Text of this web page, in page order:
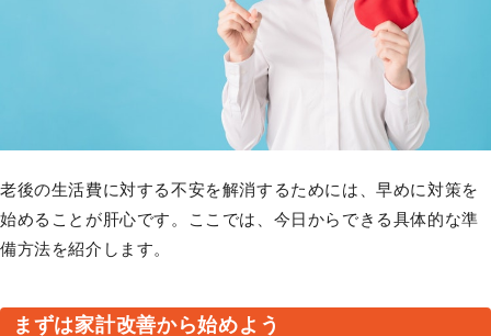
老後の生活費に対する不安を解消するためには、早めに対策を
始めることが肝心です。ここでは、今日からできる具体的な準
備方法を紹介します。
まずは家計改善から始めよう